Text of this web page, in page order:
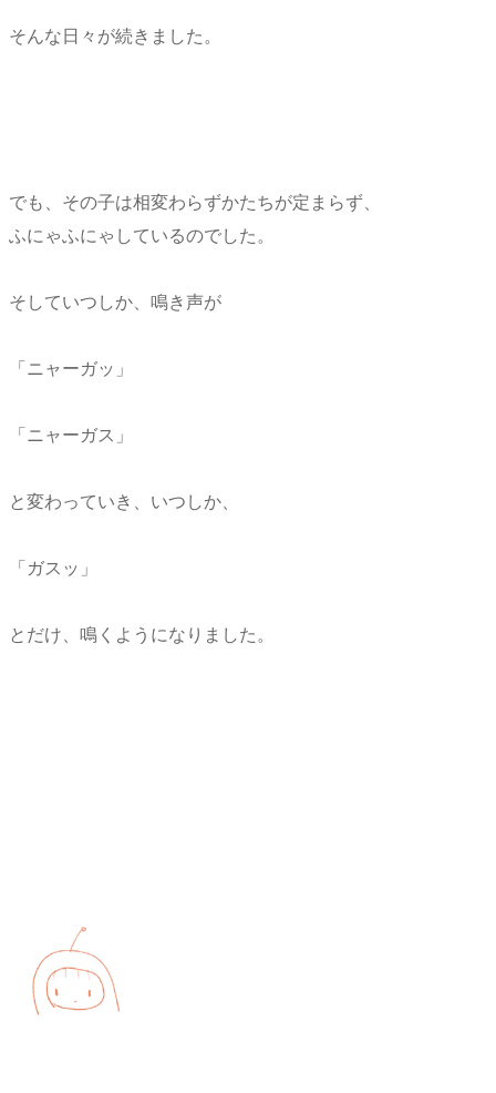
そんな日々が続きました。
でも、その子は相変わらずかたちが定まらず、
ふにゃふにゃしているのでした。
そしていつしか、鳴き声が
「ニャーガッ」
「ニャーガス」
と変わっていき、いつしか、
「ガスッ」
とだけ、鳴くようになりました。